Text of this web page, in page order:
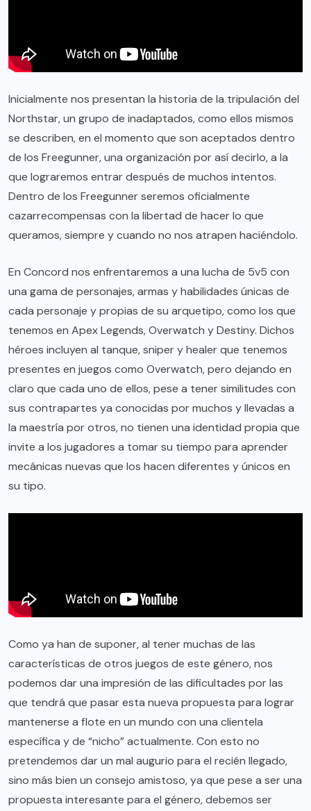
Inicialmente nos presentan la historia de la tripulación del
Northstar, un grupo de inadaptados, como ellos mismos
se describen, en el momento que son aceptados dentro
de los Freegunner, una organización por así decirlo, a la
que lograremos entrar después de muchos intentos.
Dentro de los Freegunner seremos oficialmente
cazarrecompensas con la libertad de hacer lo que
queramos, siempre y cuando no nos atrapen haciéndolo.
En Concord nos enfrentaremos a una lucha de 5v5 con
una gama de personajes, armas y habilidades únicas de
cada personaje y propias de su arquetipo, como los que
tenemos en Apex Legends, Overwatch y Destiny. Dichos
héroes incluyen al tanque, sniper y healer que tenemos
presentes en juegos como Overwatch, pero dejando en
claro que cada uno de ellos, pese a tener similitudes con
sus contrapartes ya conocidas por muchos y llevadas a
la maestría por otros, no tienen una identidad propia que
invite a los jugadores a tomar su tiempo para aprender
mecánicas nuevas que los hacen diferentes y únicos en
su tipo.
Como ya han de suponer, al tener muchas de las
características de otros juegos de este género, nos
podemos dar una impresión de las dificultades por las
que tendrá que pasar esta nueva propuesta para lograr
mantenerse a flote en un mundo con una clientela
específica y de “nicho” actualmente. Con esto no
pretendemos dar un mal augurio para el recién llegado,
sino más bien un consejo amistoso, ya que pese a ser una
propuesta interesante para el género, debemos ser